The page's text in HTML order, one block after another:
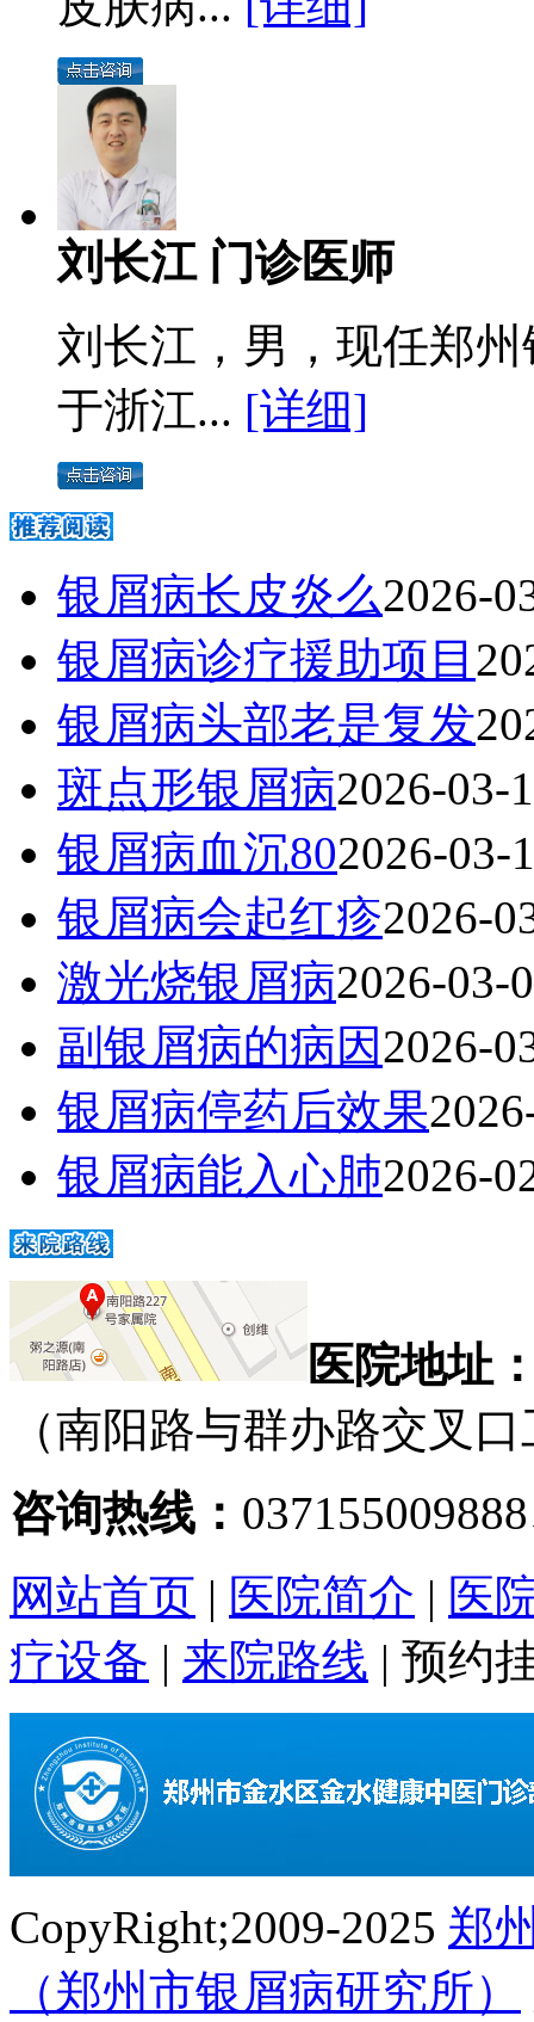
刘长江 门诊医师
刘长江，男，现任郑
于浙江... [详细]
银屑病长皮炎么2026-
银屑病诊疗援助项目
银屑病头部老是复发
斑点形银屑病2026-03-
银屑病血沉802026-03-
银屑病会起红疹2026-
激光烧银屑病2026-03-
副银屑病的病因2026-
银屑病停药后效果
银屑病能入心肺2026-
医院地址
（南阳路与群办路交叉
咨询热线：
网站首页 | 医院简介 | 医
疗设备 | 来院路线 | 预约
CopyRight;2009-2025 郑
（郑州市银屑病研究所）